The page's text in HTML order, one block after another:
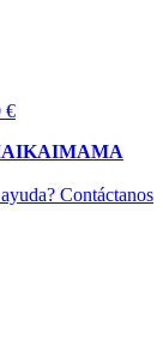
€
Contáctanos